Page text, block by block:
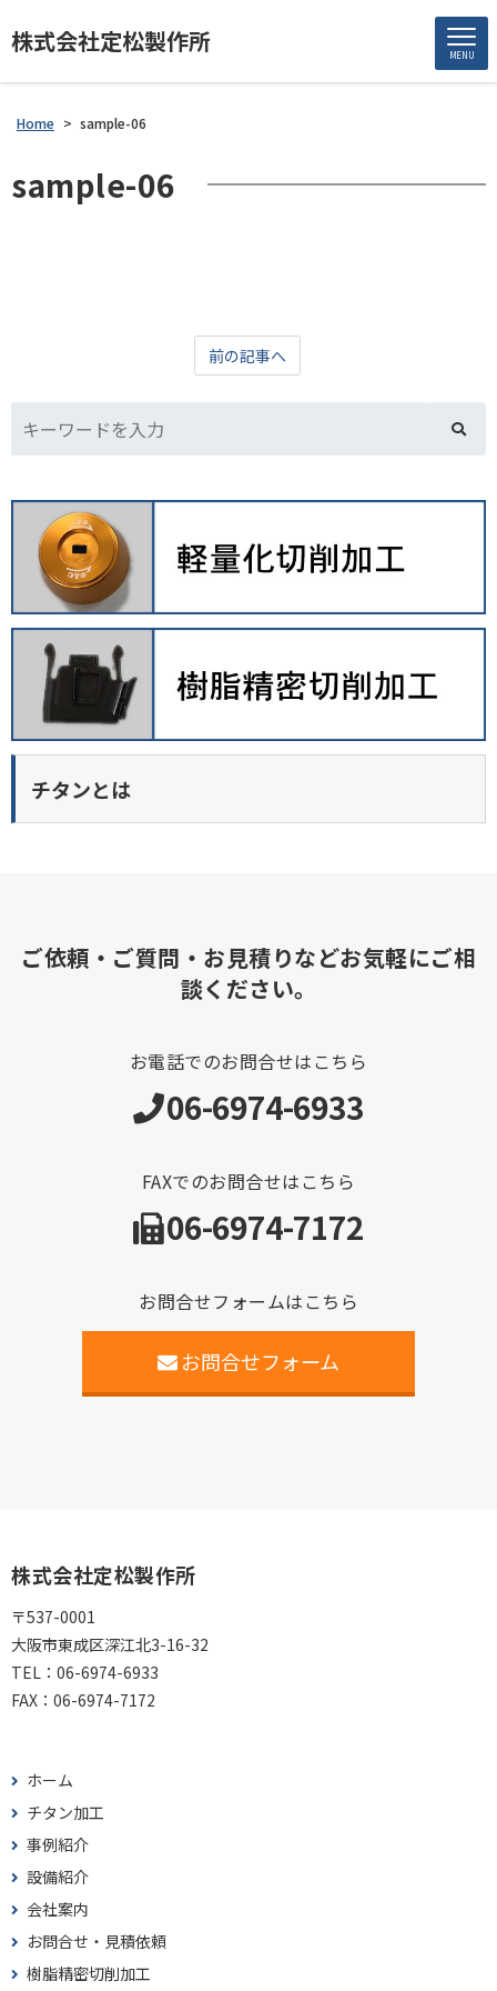
株式会社定松製作所 MENU
Home > sample-06
sample-06
前の記事へ
チタンとは
ご依頼・ご質問・お見積りなどお気軽にご相
談ください。
お電話でのお問合せはこちら
06-6974-6933
FAXでのお問合せはこちら
06-6974-7172
お問合せフォームはこちら
お問合せフォーム
株式会社定松製作所
〒537-0001
大阪市東成区深江北3-16-32
TEL： 06-6974-6933
FAX： 06-6974-7172
ホーム
チタン加工
事例紹介
設備紹介
会社案内
お問合せ・見積依頼
樹脂精密切削加工